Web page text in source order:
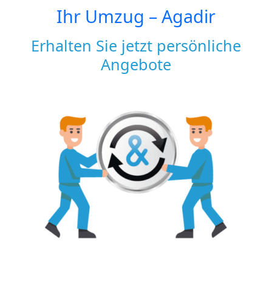
Ihr Umzug –Agadir
Erhalten Sie jetzt persönliche
Angebote